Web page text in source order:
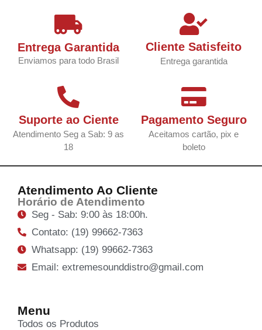
Entrega Garantida
Enviamos para todo Brasil
Cliente Satisfeito
Entrega garantida
Suporte ao Ciente
Atendimento Seg a Sab: 9 as
18
Pagamento Seguro
Aceitamos cartão, pix e
boleto
Atendimento Ao Cliente
Horário de Atendimento
Seg - Sab: 9:00 às 18:00h.
Contato: (19) 99662-7363
Whatsapp: (19) 99662-7363
Email: extremesounddistro@gmail.com
Menu
Todos os Produtos